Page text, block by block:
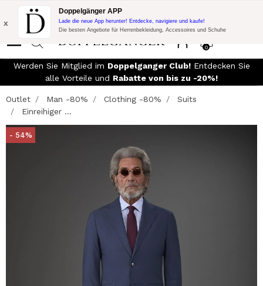
Blitzangebot:
10% Extra-Rabatt auf 300€ Einkauf mit Code:
DOPPEL300
0
x
Doppelgänger APP
Lade die neue App herunter! Entdecke, navigiere und kaufe!
Die besten Angebote für Herrenbekleidung, Accessoires und Schuhe
Werden Sie Mitglied im Doppelganger Club!Entdecken Sie
alle Vorteile und Rabatte von bis zu -20%!
Outlet Man -80% Clothing -80%
Suits
Einreihiger ...
- 54%